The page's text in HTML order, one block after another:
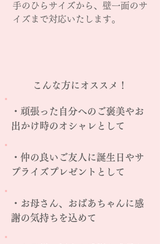
手のひらサイズから、壁一面のサ
イズまで対応いたします。
こんな方にオススメ！
・頑張った自分へのご褒美やお
出かけ時のオシャレとして
・仲の良いご友人に誕生日やサ
プライズプレゼントとして
・お母さん、おばあちゃんに感
謝の気持ちを込めて